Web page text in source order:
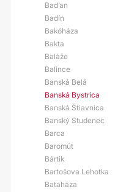
Bad’an
Badín
Bakóháza
Bakta
Baláže
Balince
Banská Belá
Banská Bystrica
Banská Štiavnica
Banský Studenec
Barca
Baromút
Bártik
Bartošova Lehotka
Bataháza